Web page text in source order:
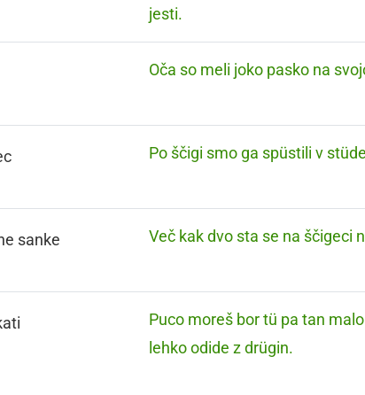
jesti.
Oča so meli joko pasko na
Po ščigi smo ga spüstili v
sanke Več kak dvo sta se na ščigeci
Puco moreš bor tü pa tan
lehko odide z drügin.